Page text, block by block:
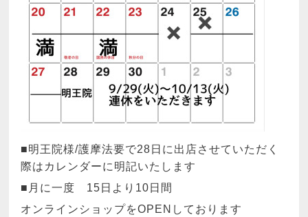
■明王院様/護摩法要で28日に出店させていただく
際はカレンダーに明記いたします
■月に一度 15日より10日間
オンラインショップをOPENしております